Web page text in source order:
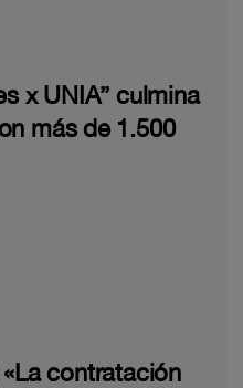
x UNIA” culmina
más de 1.500
contratación